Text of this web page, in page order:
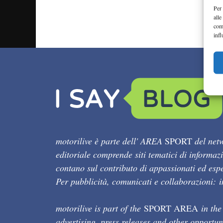
motorilive è parte dell' AREA SPORT del
editoriale comprende siti tematici di
contano sul contributo di appassionati ed
Per pubblicità, comunicati e collaborazioni:
motorilive is part of the SPORT AREA in